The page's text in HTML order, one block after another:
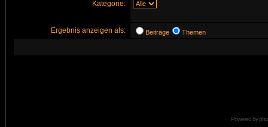
Kategorie:
Ergebnis anzeigen als: Beiträge Themen
Powered by